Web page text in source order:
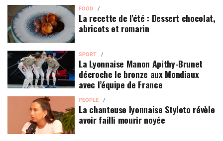
FOOD
La recette de l'été : Dessert chocolat,
abricots et romarin
SPORT
La Lyonnaise Manon Apithy-Brunet
décroche le bronze aux Mondiaux
avec l’équipe de France
PEOPLE
La chanteuse lyonnaise Styleto révèle
avoir failli mourir noyée